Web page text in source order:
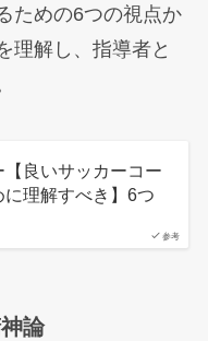
ための6つの視点か
理解し、指導者と
参考
【良いサッカーコー
理解すべき】6つ
論